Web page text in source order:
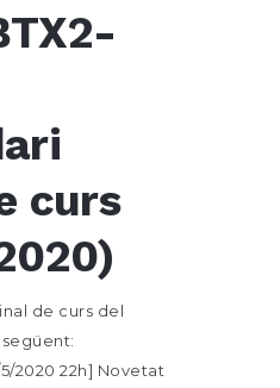
curs
de curs del
2020 22h] Novetat